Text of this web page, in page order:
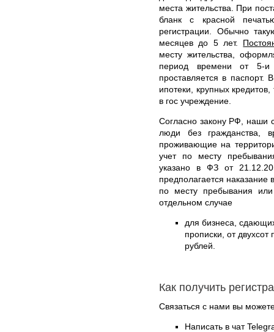
места жительства. При
бланк с красной
регистрации. Обычно
месяцев до 5 лет.
месту жительства,
период времени от 5-
проставляется в паспорт.
ипотеки, крупных
в гос учреждение.
Согласно закону РФ, наши
люди без гражданства,
проживающие на
учет по месту
указано в ФЗ от
предполагается наказание
по месту пребывания
отдельном случае
для бизнеса,
прописки, от двухсот
рублей.
Как получить
Связаться с нами вы
Написать в чат